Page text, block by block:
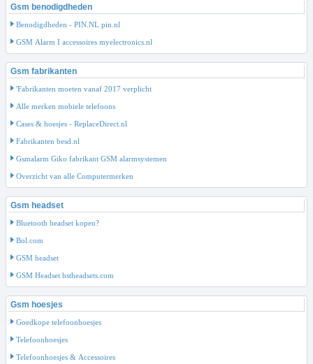
Gsm benodigdheden
Benodigdheden - PIN.NL pin.nl
GSM Alarm I accessoires myelectronics.nl
Gsm fabrikanten
'Fabrikanten moeten vanaf 2017 verplicht
Alle merken mobiele telefoons
Cases & hoesjes - ReplaceDirect.nl
Fabrikanten besd.nl
Gsmalarm Giko fabrikant GSM alarmsystemen
Overzicht van alle Computermerken
Gsm headset
Bluetooth headset kopen?
Bol.com
GSM headset
GSM Headset bstheadsets.com
Gsm hoesjes
Goedkope telefoonhoesjes
Telefoonhoesjes
Telefoonhoesjes & Accessoires